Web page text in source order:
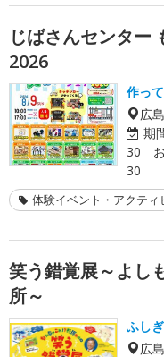
じばさんセンター
2026
作っ
広
期
30 お
30
体験イベント・アクティ
笑う錯覚展～よし
所～
ふし
広